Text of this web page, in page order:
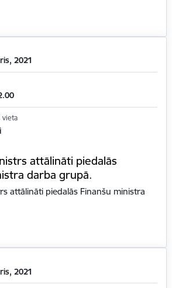
2021
vieta
attālināti piedalās
darba grupā.
attālināti piedalās Finanšu ministra
2021